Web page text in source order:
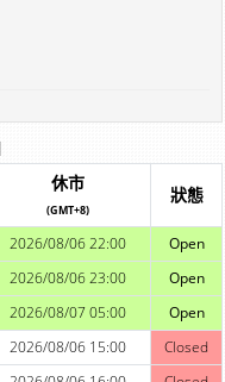
休市
(GMT+8)
狀態
2026/08/06 22:00
Open
2026/08/06 23:00
Open
2026/08/07 05:00
Open
2026/08/06 15:00
Closed